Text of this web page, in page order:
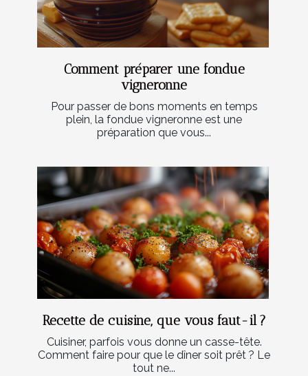
Comment préparer une fondue
vigneronne
Pour passer de bons moments en temps
plein, la fondue vigneronne est une
préparation que vous...
Recette de cuisine, que vous faut-il ?
Cuisiner, parfois vous donne un casse-tête.
Comment faire pour que le dîner soit prêt ? Le
tout ne...